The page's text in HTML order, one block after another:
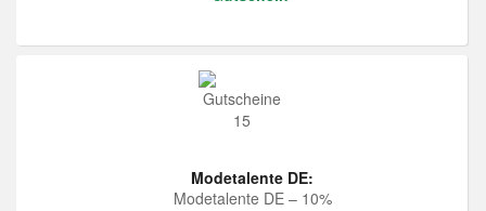
Modetalente DE:
Modetalente DE – 10%